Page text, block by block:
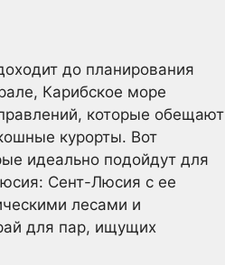
до планирования
Карибское море
которые обещают
курорты. Вот
идеально подойдут для
Сент-Люсия с ее
лесами и
для пар, ищущих